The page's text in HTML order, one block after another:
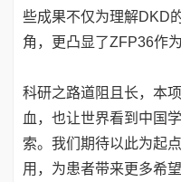
些成果不仅为理解DKD
角，更凸显了ZFP36作
科研之路道阻且长，本
血，也让世界看到中国
索。我们期待以此为起
用，为患者带来更多希